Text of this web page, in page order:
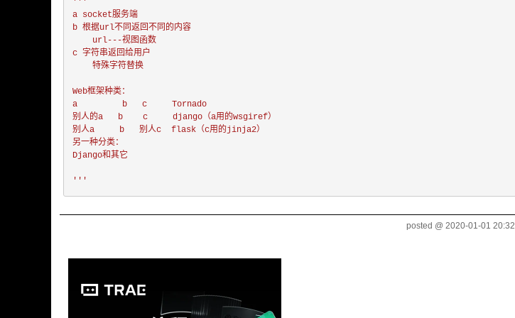
'''
a socket服务端
b 根据url不同返回不同的内容
    url---视图函数
c 字符串返回给用户
    特殊字符替换
Web框架种类：
a         b   c     Tornado
别人的a   b    c     django（a用的wsgiref）
别人a     b   别人c  flask（c用的jinja2）
另一种分类：
Django和其它
'''
posted @ 2020-01-01 20:32